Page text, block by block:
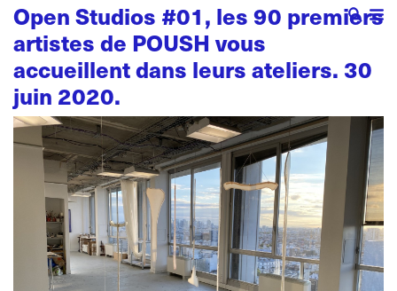
Open Studios #01, les 90 premiers
artistes de POUSH vous
accueillent dans leurs ateliers. 30
juin 2020.